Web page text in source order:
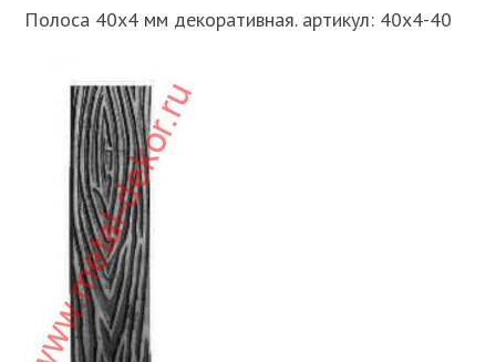
Полоса 40х4 мм декоративная. артикул: 40х4-40